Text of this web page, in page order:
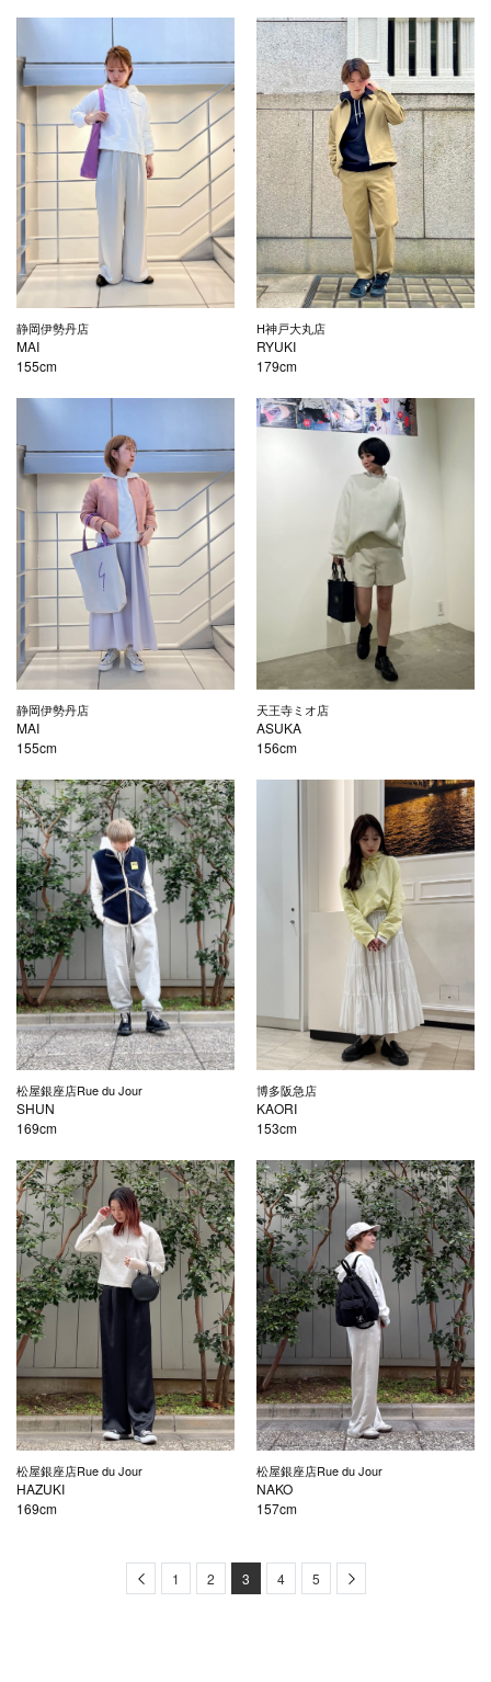
静岡伊勢丹店
MAI
155cm
H神戸大丸店
RYUKI
179cm
静岡伊勢丹店
MAI
155cm
天王寺ミオ店
ASUKA
156cm
松屋銀座店Rue du Jour
SHUN
169cm
博多阪急店
KAORI
153cm
松屋銀座店Rue du Jour
HAZUKI
169cm
松屋銀座店Rue du Jour
NAKO
157cm
Previous
1 2 3 4 5 Next